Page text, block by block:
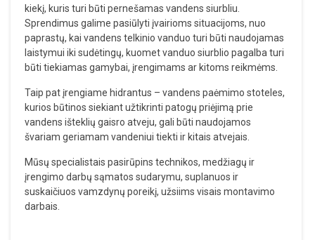
kiekį, kuris turi būti pernešamas vandens siurbliu.
Sprendimus galime pasiūlyti įvairioms situacijoms, nuo
paprastų, kai vandens telkinio vanduo turi būti naudojamas
laistymui iki sudėtingų, kuomet vanduo siurblio pagalba turi
būti tiekiamas gamybai, įrengimams ar kitoms reikmėms.
Taip pat įrengiame hidrantus – vandens paėmimo stoteles,
kurios būtinos siekiant užtikrinti patogų priėjimą prie
vandens išteklių gaisro atveju, gali būti naudojamos
švariam geriamam vandeniui tiekti ir kitais atvejais.
Mūsų specialistais pasirūpins technikos, medžiagų ir
įrengimo darbų sąmatos sudarymu, suplanuos ir
suskaičiuos vamzdynų poreikį, užsiims visais montavimo
darbais.